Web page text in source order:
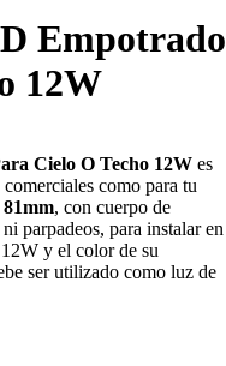
Empotrado
12W
Cielo O Techo 12W es
como para tu
, con cuerpo de
parpadeos, para instalar en
y el color de su
ser utilizado como luz de